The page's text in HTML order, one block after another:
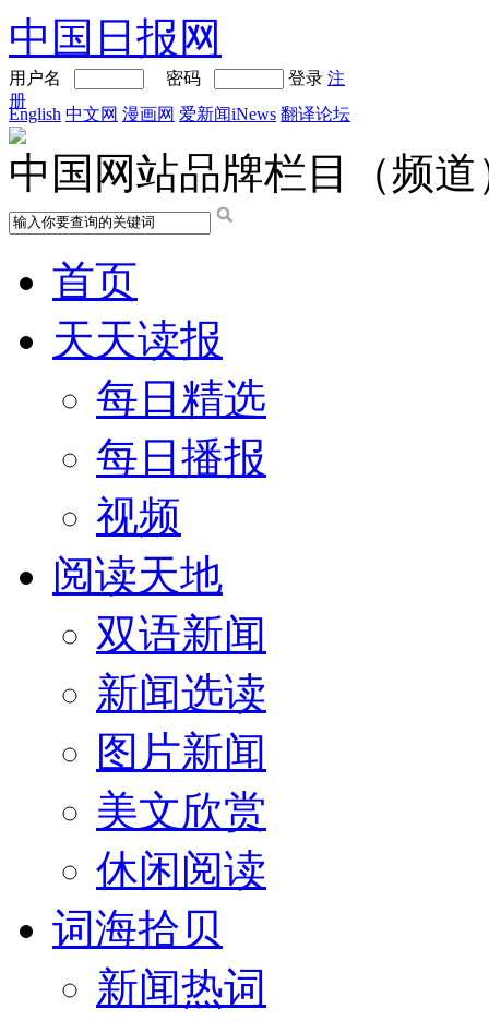
中国日报网
用户名 密码 登录 注
册
English 中文网 漫画网 爱新闻iNews 翻译论坛
中国网站品牌栏目（频道
首页
天天读报
每日精选
每日播报
视频
阅读天地
双语新闻
新闻选读
图片新闻
美文欣赏
休闲阅读
词海拾贝
新闻热词